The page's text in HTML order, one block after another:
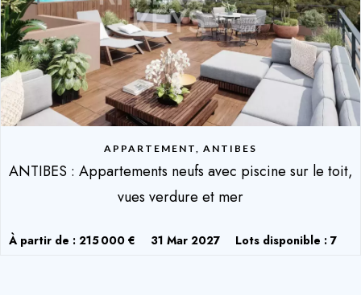
APPARTEMENT, ANTIBES
ANTIBES : Appartements neufs avec piscine sur le toit,
vues verdure et mer
À partir de : 215 000 € 31 Mar 2027 Lots disponible : 7